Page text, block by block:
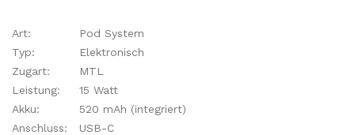
Art:
Pod System
Typ:
Elektronisch
Zugart:
MTL
Leistung:
15 Watt
Akku:
520 mAh (integriert)
Anschluss:
USB-C